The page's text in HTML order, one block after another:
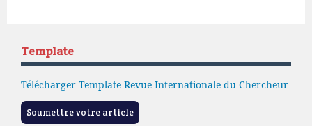
Template
Télécharger Template Revue Internationale du Chercheur
Soumettre votre article